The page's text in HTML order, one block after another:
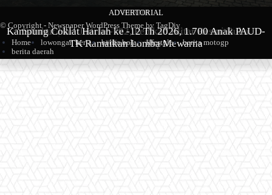
BERITA
Produk Kopi Premium Asal Wonodadi Ramaikan Blitarian
Expo 2026
BERITA
Sambut Hari Jadi ke-702, Pemkab Blitar Resmi Buka
Blitarian Expo
ADVERTORIAL
Kampung Coklat Harlah ke -12 Th 2026, 1.700 Anak PAUD-
TK Ramaikan Lomba Mewarna
© Copyright - Newspaper WordPress Theme by TagDiv
Home
lowongan kerja berita bola lifestyle
berita motogp
berita daerah